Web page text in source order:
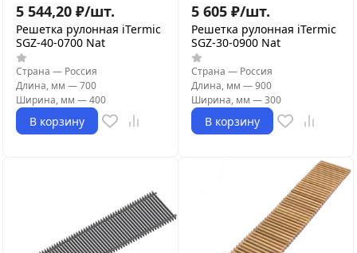
5 544,20 ₽/шт.
Решетка рулонная iTermic
SGZ-40-0700 Nat
Страна — Россия
Длина, мм —700
Ширина, мм —400
В корзину
5 605 ₽/шт.
Решетка рулонная iTermic
SGZ-30-0900 Nat
Страна — Россия
Длина, мм —900
Ширина, мм —300
В корзину